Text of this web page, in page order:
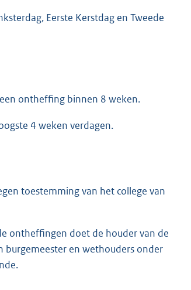
Eerste Kerstdag en Tweede
ontheffing binnen 8 weken.
4 weken verdagen.
toestemming van het college van
ontheffingen doet de houder van de
en wethouders onder